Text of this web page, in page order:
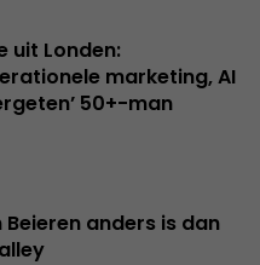
uit Londen:
marketing, AI
50+-man
anders is dan